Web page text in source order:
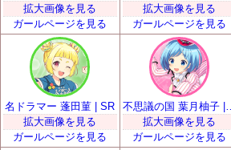
拡大画像を見る
ガールページを見る
拡大画像を見る
ガールページを見る
名ドラマー 蓬田菫 | SR
拡大画像を見る
ガールページを見る
不思議の国 葉月柚子 | SR
拡大画像を見る
ガールページを見る